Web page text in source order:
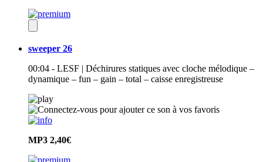
sweeper 26
00:04 - LESF | Déchirures statiques avec cloche mélodique –
dynamique – fun – gain – total – caisse enregistreuse
MP3 2,40€